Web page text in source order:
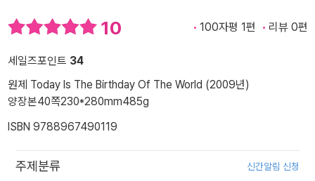
10 100자평 1편 리뷰 0편
세일즈포인트 34
원제 Today Is The Birthday Of The World (2009년)
양장본40쪽230*280mm485g
ISBN 9788967490119
주제분류 신간알림 신청